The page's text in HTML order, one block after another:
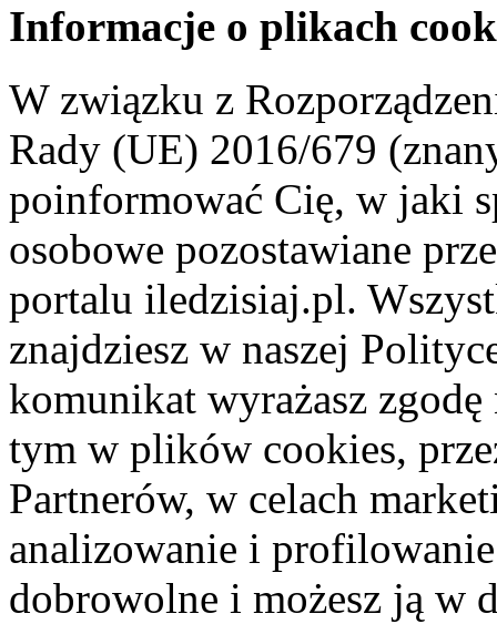
Informacje o plikach
W związku z
Rady (UE) 2016/679
poinformować Cię, w jaki
osobowe pozostawiane
portalu iledzisiaj.pl.
znajdziesz w naszej
komunikat wyrażasz
tym w plików cookies,
Partnerów, w celach
analizowanie i
dobrowolne i możesz ją w